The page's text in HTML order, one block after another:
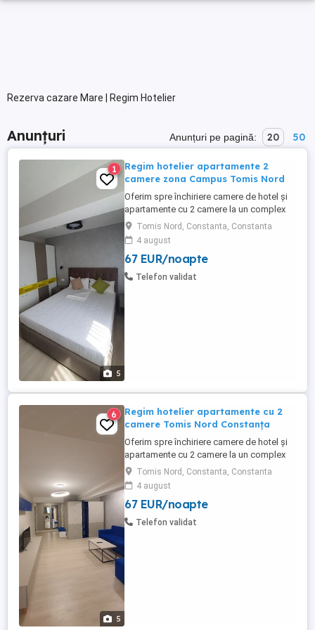
Rezerva cazare Mare | Regim Hotelier
Anunțuri Anunțuri pe pagină: 20 50
5
1
Regim hotelier apartamente 2
camere zona Campus Tomis Nord
Oferim spre închiriere camere de hotel și
apartamente cu 2 camere la un complex
hotelier de 3 și 4 stele . Contra cost avem
și mic dejun la cerere (40 lei de persoană)
Complexul hotelier se află în zona Tomis
Nord Campus Universitate. Dotări:
Complet mobilate și utilate modern Aer
Tomis Nord, Constanta, Constanta
4 august
67 EUR/noapte
Telefon validat
5
6
Regim hotelier apartamente cu 2
camere Tomis Nord Constanța
Oferim spre închiriere camere de hotel și
apartamente cu 2 camere la un complex
hotelier de 3 și 4 stele . Contra cost avem
și mic dejun la cerere (40 lei de persoană)
Complexul hotelier se află în zona Tomis
Nord Campus Universitate. Dotări:
Complet mobilate și utilate modern Aer
Tomis Nord, Constanta, Constanta
4 august
67 EUR/noapte
Telefon validat